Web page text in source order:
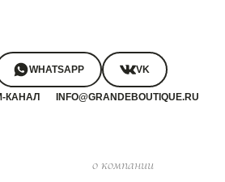
WHATSAPP VK
КАНАЛ INFO@GRANDEBOUTIQUE.RU
о компании